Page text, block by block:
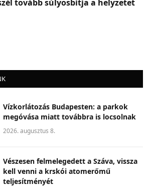
tovább súlyosbítja a helyzetet
Vízkorlátozás Budapesten: a parkok
megóvása miatt továbbra is locsolnak
2026. augusztus 8.
Vészesen felmelegedett a Száva, vissza
kell venni a krskói atomerőmű
teljesítményét